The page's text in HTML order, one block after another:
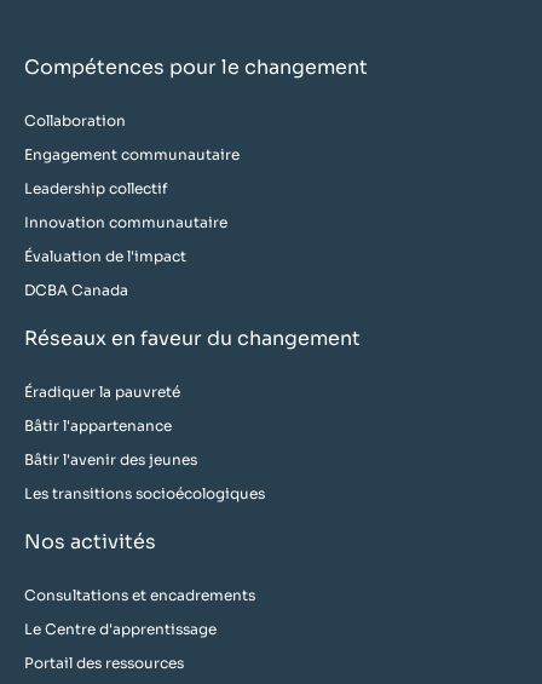
Compétences pour le changement
Collaboration
Engagement communautaire
Leadership collectif
Innovation communautaire
Évaluation de l'impact
DCBA Canada
Réseaux en faveur du changement
Éradiquer la pauvreté
Bâtir l'appartenance
Bâtir l'avenir des jeunes
Les transitions socioécologiques
Nos activités
Consultations et encadrements
Le Centre d'apprentissage
Portail des ressources